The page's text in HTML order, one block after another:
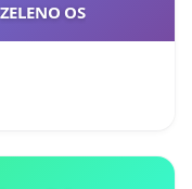
OS